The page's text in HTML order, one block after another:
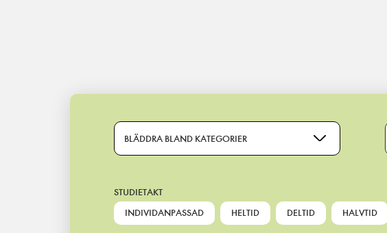
Main Navigation
BLÄDDRA BLAND KATEGORIER
STUDIETAKT
INDIVIDANPASSAD
HELTID DELTID HALVTID